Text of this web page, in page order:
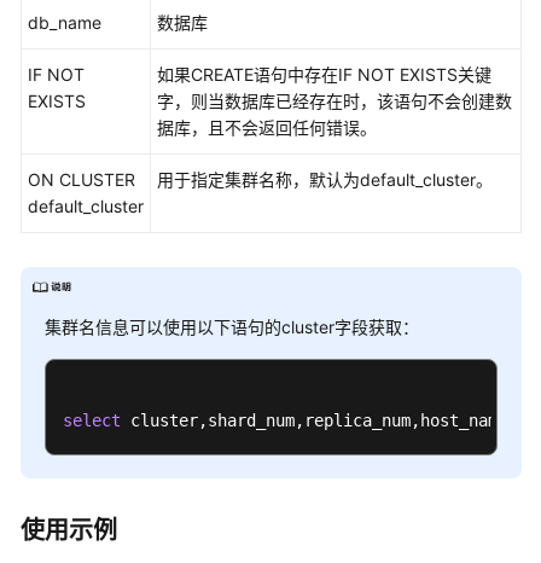
快
门
指
创
用
权
db_name 数据库
IF NOT
EXISTS
如果CREATE语句中存在IF NOT EXISTS关键
字，则当数据库已经存在时，该语句不会创建数
据库，且不会返回任何错误。
ON CLUSTER
default_cluster
用于指定集群名称，默认为default_cluster。
集群名信息可以使用以下语句的cluster字段获取：
select cluster,shard_num,replica_num,host_name
使用示例